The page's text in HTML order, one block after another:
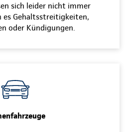
sich leider nicht immer
es Gehaltsstreitigkeiten,
oder Kündigungen.